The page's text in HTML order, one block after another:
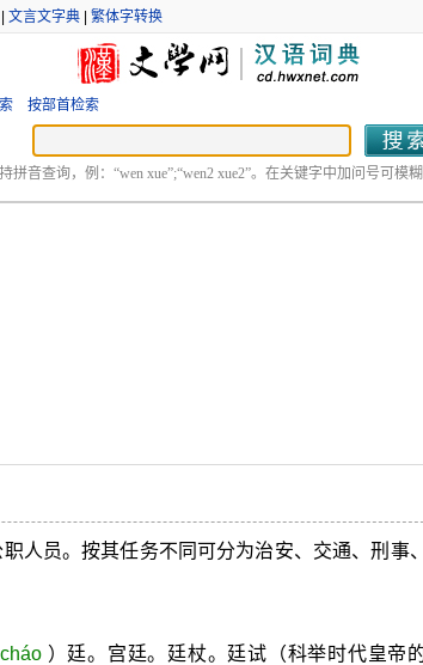
文言文字典| 繁体字转换
按部首检索
拼音查询，例：“wen xue”;“wen2 xue2”。在关键字中加问号可模糊
人员。按其任务不同可分为治安、交通、刑事
cháo ）廷。宫廷。廷杖。廷试（科举时代皇帝